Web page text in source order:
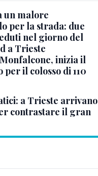
un malore
per la strada: due
nel giorno del
a Trieste
inizia il
per il colosso di 110
a Trieste arrivano
contrastare il gran